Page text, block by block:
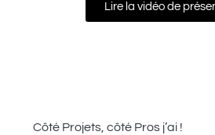
Lire la vidéo de
Côté Projets, côté Pros j’ai !